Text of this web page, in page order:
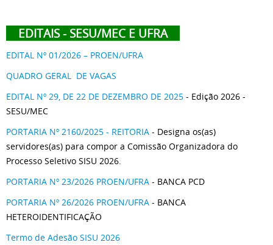
EDITAIS - SESU/MEC E UFRA
EDITAL Nº 01/2026 – PROEN/UFRA
QUADRO GERAL DE VAGAS
EDITAL Nº 29, DE 22 DE DEZEMBRO DE 2025 - Edição 2026 -
SESU/MEC
PORTARIA Nº 2160/2025 - REITORIA - Designa os(as)
servidores(as) para compor a Comissão Organizadora do
Processo Seletivo SISU 2026.
PORTARIA Nº 23/2026 PROEN/UFRA - BANCA PCD
PORTARIA Nº 26/2026 PROEN/UFRA - BANCA
HETEROIDENTIFICAÇÃO
Termo de Adesão SISU 2026